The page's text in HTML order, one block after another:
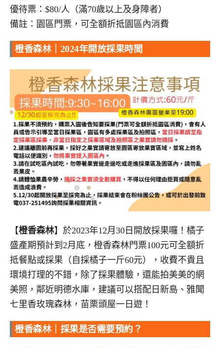
優待票：$80/人（滿70歲以上及身障者）
備註：園區門票，可全額折抵園區內消費
橙香森林｜2024年開放採果時間
【橙香森林】於2023年12月30日開放採果囉！橘子
盛產期預計到2月底，橙香森林門票100元可全額折
抵餐點或採果（自採橘子一斤60元），收費不貴且
環境打理的不錯，除了採果體驗，還能拍美美的網
美照，鄰近明德水庫，建議可以搭配日新島、雅聞
七里香玫瑰森林，苗栗頭屋一日遊！
橙香森林｜採果是否需要預約？